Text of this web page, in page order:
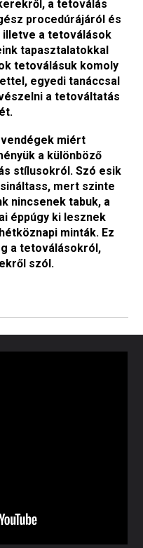
a tetoválás
procedúrájáról és
a tetoválások
tapasztalatokkal
tetoválásuk komoly
egyedi tanáccsal
a tetováltatás
miért
a különböző
stílusokról. Szó esik
mert szinte
nincsenek tabuk, a
éppúgy ki lesznek
minták. Ez
a tetoválásokról,
szól.